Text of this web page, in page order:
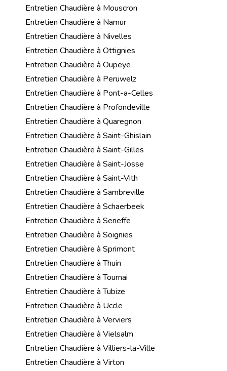
Entretien Chaudière à Mouscron
Entretien Chaudière à Namur
Entretien Chaudière à Nivelles
Entretien Chaudière à Ottignies
Entretien Chaudière à Oupeye
Entretien Chaudière à Peruwelz
Entretien Chaudière à Pont-a-Celles
Entretien Chaudière à Profondeville
Entretien Chaudière à Quaregnon
Entretien Chaudière à Saint-Ghislain
Entretien Chaudière à Saint-Gilles
Entretien Chaudière à Saint-Josse
Entretien Chaudière à Saint-Vith
Entretien Chaudière à Sambreville
Entretien Chaudière à Schaerbeek
Entretien Chaudière à Seneffe
Entretien Chaudière à Soignies
Entretien Chaudière à Sprimont
Entretien Chaudière à Thuin
Entretien Chaudière à Tournai
Entretien Chaudière à Tubize
Entretien Chaudière à Uccle
Entretien Chaudière à Verviers
Entretien Chaudière à Vielsalm
Entretien Chaudière à Villiers-la-Ville
Entretien Chaudière à Virton